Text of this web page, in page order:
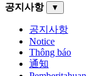
공지사항 ▼
공지사항
Notice
Thông báo
通知